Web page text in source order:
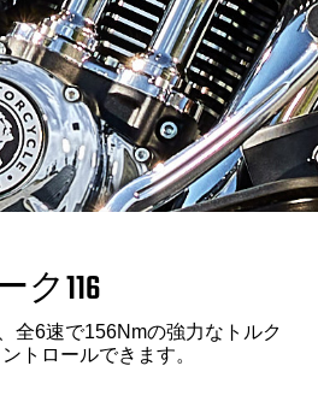
116
全6速で156Nmの強力なトルク
トロールできます。